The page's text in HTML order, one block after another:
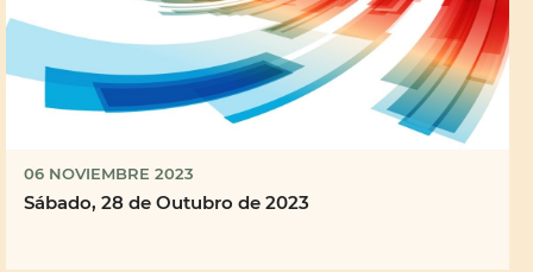
06 NOVIEMBRE 2023
Sábado, 28 de Outubro de 2023